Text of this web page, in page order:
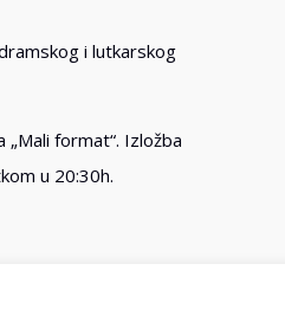
i lutkarskog
format“. Izložba
u 20:30h.